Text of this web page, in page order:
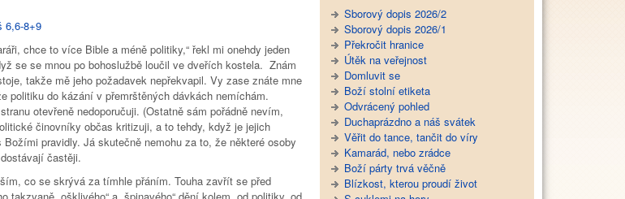
6,6-8+9
chce to více Bible a méně politiky,“ řekl mi onehdy jeden
se se mnou po bohoslužbě loučil ve dveřích kostela. Znám
takže mě jeho požadavek nepřekvapil. Vy zase znáte mne
politiku do kázání v přemrštěných dávkách nemíchám.
otevřeně nedoporučuji. (Ostatně sám pořádně nevím,
činovníky občas kritizuji, a to tehdy, když je jejich
pravidly. Já skutečně nemohu za to, že některé osoby
častěji.
co se skrývá za tímhle přáním. Touha zavřít se před
Sborový dopis 2026/2
Sborový dopis 2026/1
Překročit hranice
Útěk na veřejnost
Domluvit se
Boží stolní etiketa
Odvrácený pohled
Duchaprázdno a náš svátek
Věřit do tance, tančit do víry
Kamarád, nebo zrádce
Boží párty trvá věčně
Blízkost, kterou proudí život